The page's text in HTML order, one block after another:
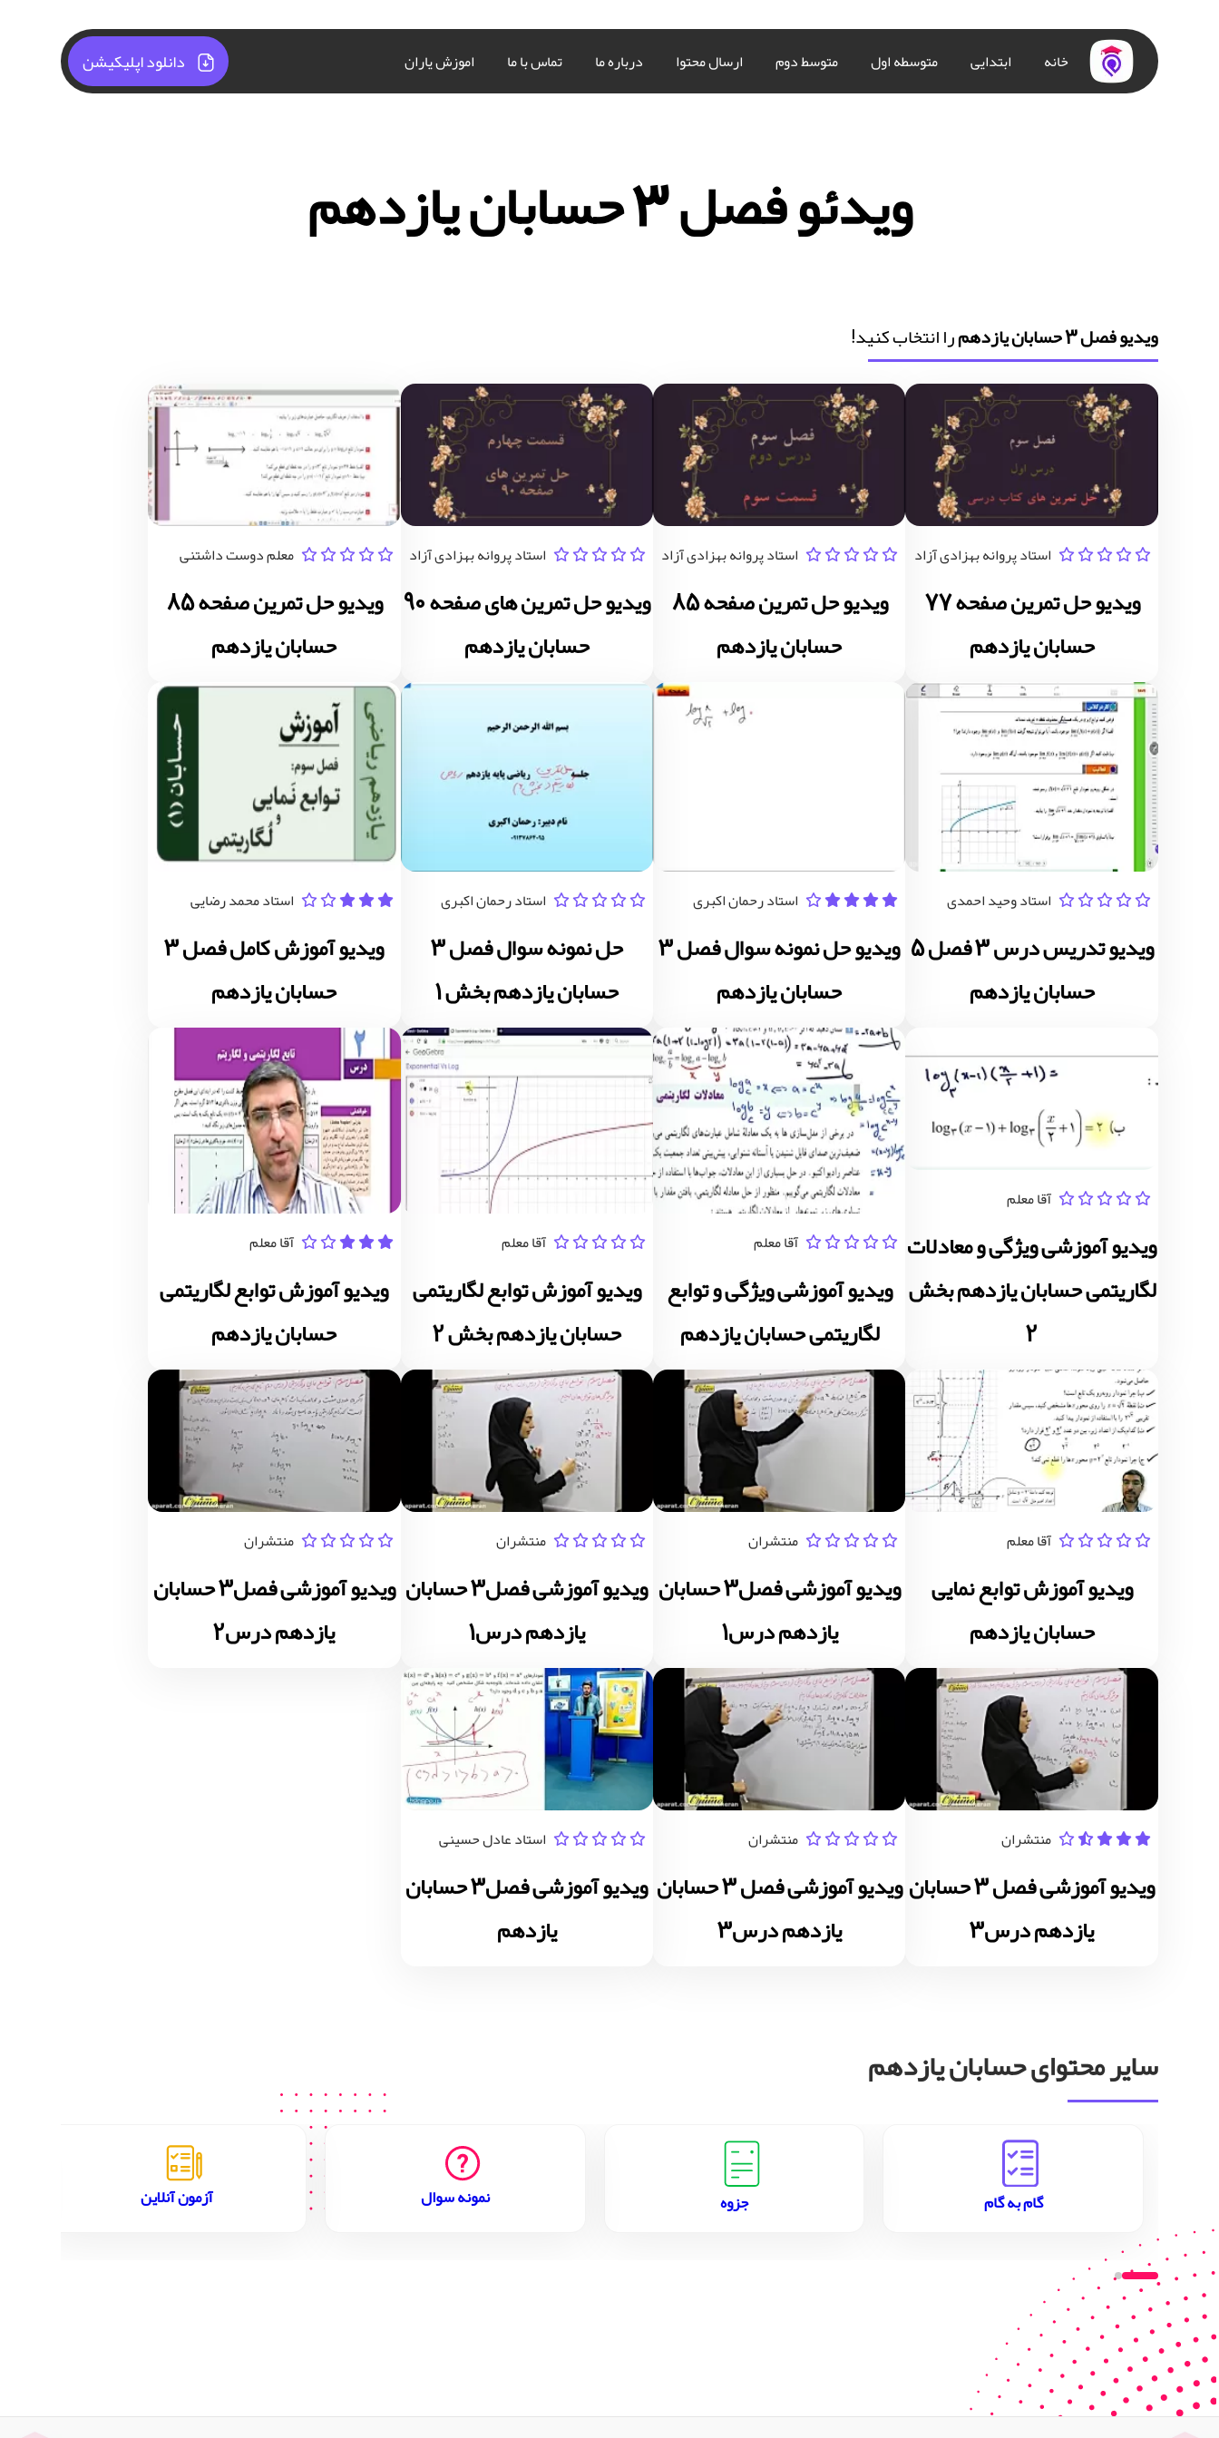
خانه ابتدایی متوسطه اول متوسط دوم ارسال محتوا درباره ما تماس با ما اموزش یاران دانلود اپلیکیشن
ویدئو فصل 3 حسابان یازدهم
ویدیو فصل 3 حسابان یازدهم را انتخاب کنید!
استاد پروانه بهزادی آزاد
ویدیو حل تمرین صفحه 77
حسابان یازدهم
استاد پروانه بهزادی آزاد
ویدیو حل تمرین صفحه 85
حسابان یازدهم
استاد پروانه بهزادی آزاد
ویدیو حل تمرین های صفحه 90
حسابان یازدهم
معلم دوست داشتنی
ویدیو حل تمرین صفحه 85
حسابان یازدهم
استاد وحید احمدی
ویدیو تدریس درس 3 فصل 5
حسابان یازدهم
استاد رحمان اکبری
ویدیو حل نمونه سوال فصل 3
حسابان یازدهم
استاد رحمان اکبری
حل نمونه سوال فصل 3
حسابان یازدهم بخش 1
استاد محمد رضایی
ویدیو آموزش کامل فصل 3
حسابان یازدهم
آقا معلم
ویدیو آموزشی ویژگی و معادلات
لگاریتمی حسابان یازدهم بخش
2
آقا معلم
ویدیو آموزشی ویژگی و توابع
لگاریتمی حسابان یازدهم
آقا معلم
ویدیو آموزش توابع لگاریتمی
حسابان یازدهم بخش 2
آقا معلم
ویدیو آموزش توابع لگاریتمی
حسابان یازدهم
آقا معلم
ویدیو آموزش توابع نمایی
حسابان یازدهم
منتشران
ویدیو آموزشی فصل3 حسابان
یازدهم درس1
منتشران
ویدیو آموزشی فصل3 حسابان
یازدهم درس1
منتشران
ویدیو آموزشی فصل3 حسابان
یازدهم درس2
منتشران
ویدیو آموزشی فصل 3 حسابان
یازدهم درس3
منتشران
ویدیو آموزشی فصل 3 حسابان
یازدهم درس3
استاد عادل حسینی
ویدیو آموزشی فصل3 حسابان
یازدهم
سایر محتوای حسابان یازدهم
گام به گام جزوه نمونه سوال آزمون آنلاین